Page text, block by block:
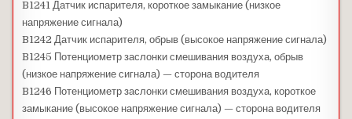
B1241 Датчик испарителя, короткое замыкание (низкое
напряжение сигнала)
B1242 Датчик испарителя, обрыв (высокое напряжение сигнала)
B1245 Потенциометр заслонки смешивания воздуха, обрыв
(низкое напряжение сигнала) — сторона водителя
B1246 Потенциометр заслонки смешивания воздуха, короткое
замыкание (высокое напряжение сигнала) — сторона водителя